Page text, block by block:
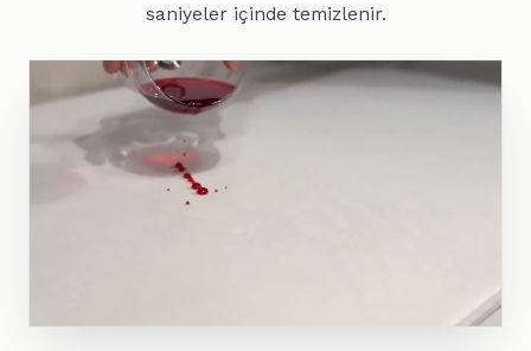
saniyeler içinde temizlenir.